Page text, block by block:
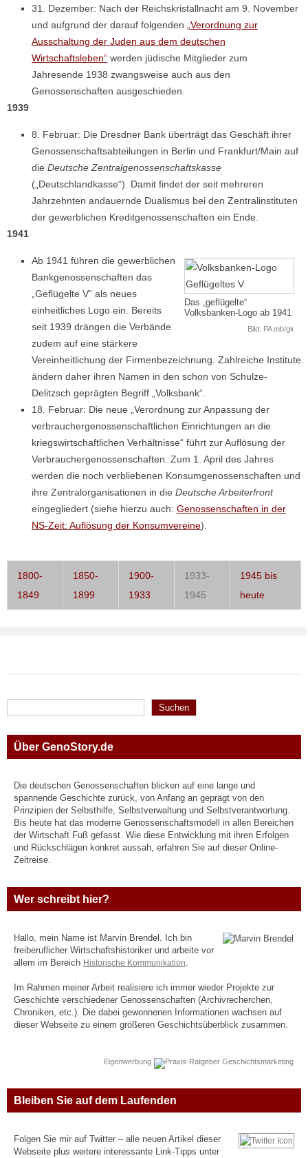
31. Dezember: Nach der Reichskristallnacht am 9. November
und aufgrund der darauf folgenden
„Verordnung zur
Ausschaltung der Juden aus dem deutschen
Wirtschaftsleben“ werden jüdische Mitglieder zum
Jahresende 1938 zwangsweise auch aus den
Genossenschaften ausgeschieden.
1939
8. Februar: Die Dresdner Bank überträgt das Geschäft ihrer
Genossenschaftsabteilungen in Berlin und Frankfurt/Main auf
die Deutsche Zentralgenossenschaftskasse
(„Deutschlandkasse“). Damit findet der seit mehreren
Jahrzehnten andauernde Dualismus bei den Zentralinstituten
der gewerblichen Kreditgenossenschaften ein Ende.
1941
Das „geflügelte“
Volksbanken-Logo ab 1941
Bild: PA mb/gk
Ab 1941 führen die gewerblichen
Bankgenossenschaften das
„Geflügelte V“ als neues
einheitliches Logo ein. Bereits
seit 1939 drängen die Verbände
zudem auf eine stärkere
Vereinheitlichung der Firmenbezeichnung. Zahlreiche Institute
ändern daher ihren Namen in den schon von Schulze-
Delitzsch geprägten Begriff „Volksbank“.
18. Februar: Die neue „Verordnung zur Anpassung der
verbrauchergenossenschaftlichen Einrichtungen an die
kriegswirtschaftlichen Verhältnisse“ führt zur Auflösung der
Verbrauchergenossenschaften. Zum 1. April des Jahres
werden die noch verbliebenen Konsumgenossenschaften und
ihre Zentralorganisationen in die Deutsche Arbeiterfront
eingegliedert (siehe hierzu auch: Genossenschaften in der
NS-Zeit: Auflösung der Konsumvereine).
1800-
1849
1850-
1899
1900-
1933
1933-
1945
1945 bis
heute
Suchen
Suchen
Über GenoStory.de
Die deutschen Genossenschaften blicken auf eine lange und
spannende Geschichte zurück, von Anfang an geprägt von den
Prinzipien der Selbsthilfe, Selbstverwaltung und Selbstverantwortung.
Bis heute hat das moderne Genossenschaftsmodell in allen Bereichen
der Wirtschaft Fuß gefasst. Wie diese Entwicklung mit ihren Erfolgen
und Rückschlägen konkret aussah, erfahren Sie auf dieser Online-
Zeitreise.
Wer schreibt hier?
Hallo, mein Name ist Marvin Brendel. Ich bin
freiberuflicher Wirtschaftshistoriker und arbeite vor
allem im Bereich Historische Kommunikation
Im Rahmen meiner Arbeit realisiere ich immer wieder Projekte zur
Geschichte verschiedener Genossenschaften (Archivrecherchen,
Chroniken, etc.). Die dabei gewonnenen Informationen wachsen auf
dieser Webseite zu einem größeren Geschichtsüberblick zusammen.
Eigenwerbung
Bleiben Sie auf dem Laufenden
Folgen Sie mir auf Twitter – alle neuen Artikel dieser
Webseite plus weitere interessante Link-Tipps unter